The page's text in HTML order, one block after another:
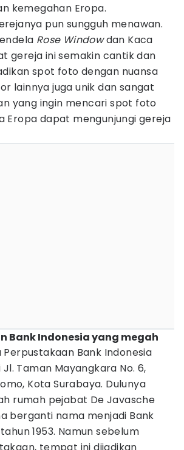
kemegahan Eropa.
pun sungguh menawan.
Rose Windowdan Kaca
gereja ini semakin cantik dan
spot foto dengan nuansa
lainnya juga unik dan sangat
yang ingin mencari spot foto
Eropa dapat mengunjungi gereja
Bank Indonesia yang megah
Bank Indonesia
Taman Mayangkara No. 6,
Kota Surabaya. Dulunya
rumah pejabat De Javasche
berganti nama menjadi Bank
1953. Namun sebelum